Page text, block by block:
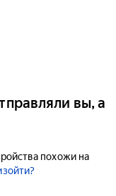
вы, а
похожи на